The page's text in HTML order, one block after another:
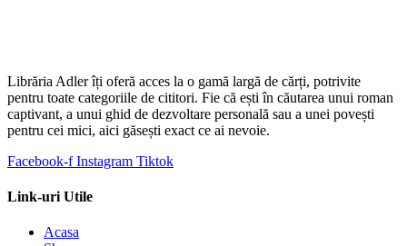
Librăria Adler îți oferă acces la o gamă largă de cărți, potrivite
pentru toate categoriile de cititori. Fie că ești în căutarea unui roman
captivant, a unui ghid de dezvoltare personală sau a unei povești
pentru cei mici, aici găsești exact ce ai nevoie.
Facebook-f Instagram Tiktok
Link-uri Utile
Acasa